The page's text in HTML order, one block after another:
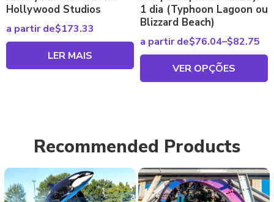
Hollywood Studios
a partir de$173.33
LER MAIS
1 dia (Typhoon Lagoon ou
Blizzard Beach)
a partir de$76.04–$82.75
VER OPÇÕES
Recommended Products